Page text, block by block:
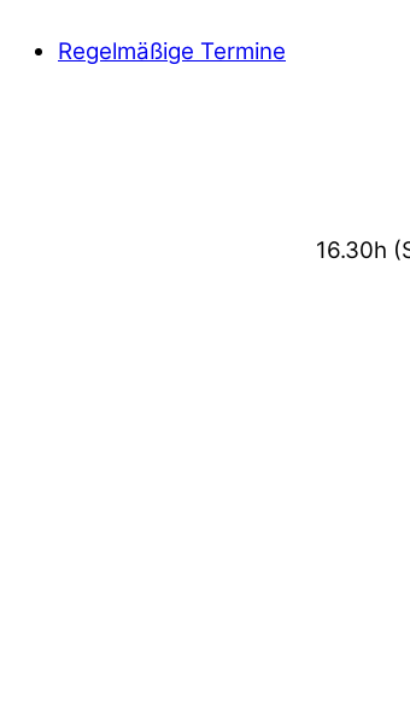
Regelmäßige Termine
16.30h